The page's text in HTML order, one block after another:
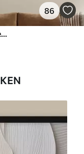
86
Abstrakte große Pinselstriche im modernen Stil